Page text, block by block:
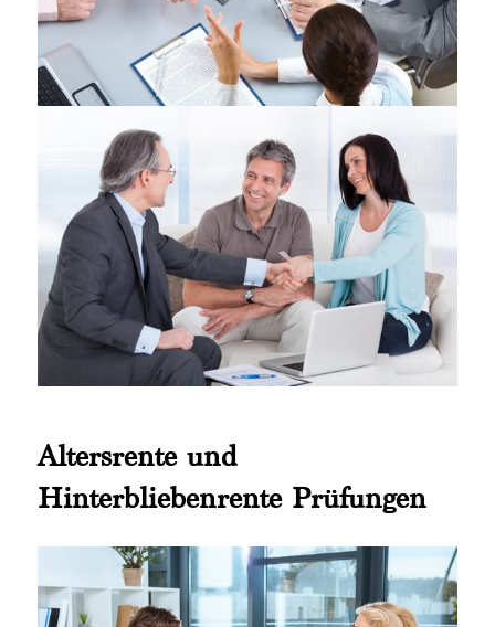
Altersrente und
Hinterbliebenrente Prüfungen